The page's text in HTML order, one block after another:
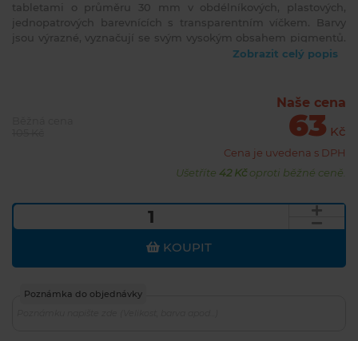
tabletami o průměru 30 mm v obdélníkových, plastových,
jednopatrových barevnících s transparentním víčkem. Barvy
jsou výrazné, vyznačují se svým vysokým obsahem pigmentů.
Jsou certifikované a zcela bezpečné pro děti.Zobrazit celý popis
Naše cena
63 Kč
Cena je uvedena s DPH
Ušetříte 42 Kčoproti běžné ceně.
KOUPIT
Poznámka do objednávky